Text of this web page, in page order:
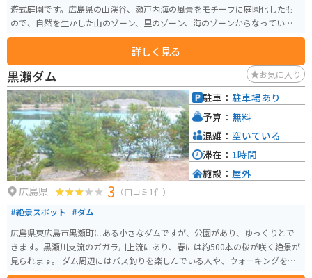
遊式庭園です。広島県の山渓谷、瀬戸内海の風景をモチーフに庭園化したも
ので、自然を生かした山のゾーン、里のゾーン、海のゾーンからなっていま
す。3月は梅まつり、5月の新緑・ボタン・ツツジ、6月に花まつり(100種類1
0,000本のアジサイ)、11月にはもみじまつりが開催され、年間を通じて美し
い日本庭園を楽しむことができます。
詳しく見る
黒瀨ダム お気に入り
広島県 3 （口コミ1件）
#絶景スポット #ダム
広島県東広島市黒瀬町にある小さなダムですが、公園があり、ゆっくりとで
きます。黒瀬川支流のガガラ川上流にあり、春には約500本の桜が咲く絶景が
見られます。 ダム周辺にはバス釣りを楽しんでいる人や、ウォーキングをし
ている人もいます。市街地から近くアクセスも良いため、天気の良い休日な
駐車： 駐車場あり
予算： 無料
混雑： 空いている
滞在： 1時間
施設： 屋外